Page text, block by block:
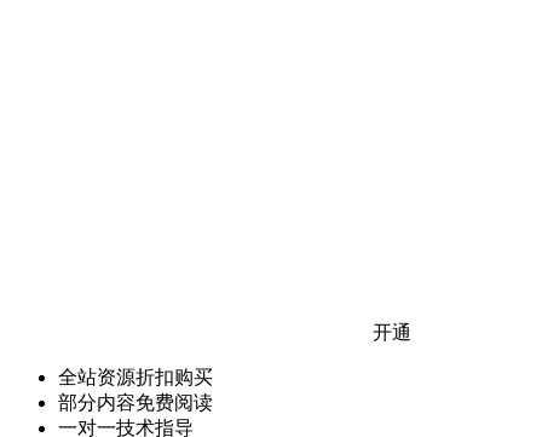
开通
全站资源折扣购买
部分内容免费阅读
一对一技术指导